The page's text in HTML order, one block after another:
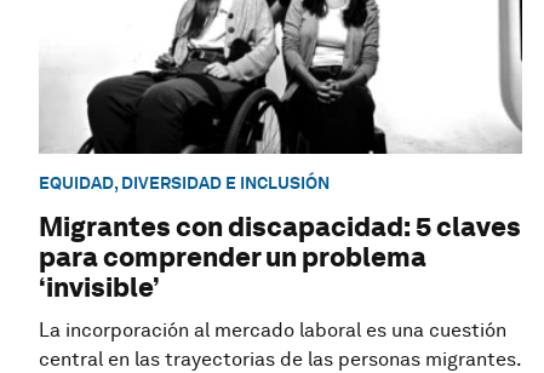
EQUIDAD, DIVERSIDAD E INCLUSIÓN
Migrantes con discapacidad: 5 claves
para comprender un problema
‘invisible’
La incorporación al mercado laboral es una cuestión
central en las trayectorias de las personas migrantes.